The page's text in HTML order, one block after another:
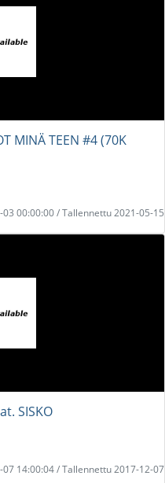
MINÄ TEEN #4 (70K
03 00:00:00 / Tallennettu 2021-05-15
SISKO
07 14:00:04 / Tallennettu 2017-12-07